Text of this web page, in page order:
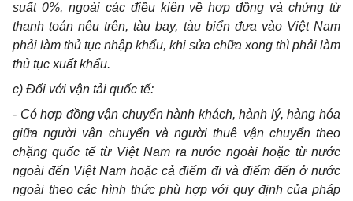
suất 0%, ngoài các điều kiện về hợp đồng và chứng từ
thanh toán nêu trên, tàu bay, tàu biển đưa vào Việt Nam
phải làm thủ tục nhập khẩu, khi sửa chữa xong thì phải làm
thủ tục xuất khẩu.
c) Đối với vận tải quốc tế:
- Có hợp đồng vận chuyển hành khách, hành lý, hàng hóa
giữa người vận chuyển và người thuê vận chuyển theo
chặng quốc tế từ Việt Nam ra nước ngoài hoặc từ nước
ngoài đến Việt Nam hoặc cả điểm đivà điểm đến ở nước
ngoài theo các hình thức phù hợp với quy định của pháp